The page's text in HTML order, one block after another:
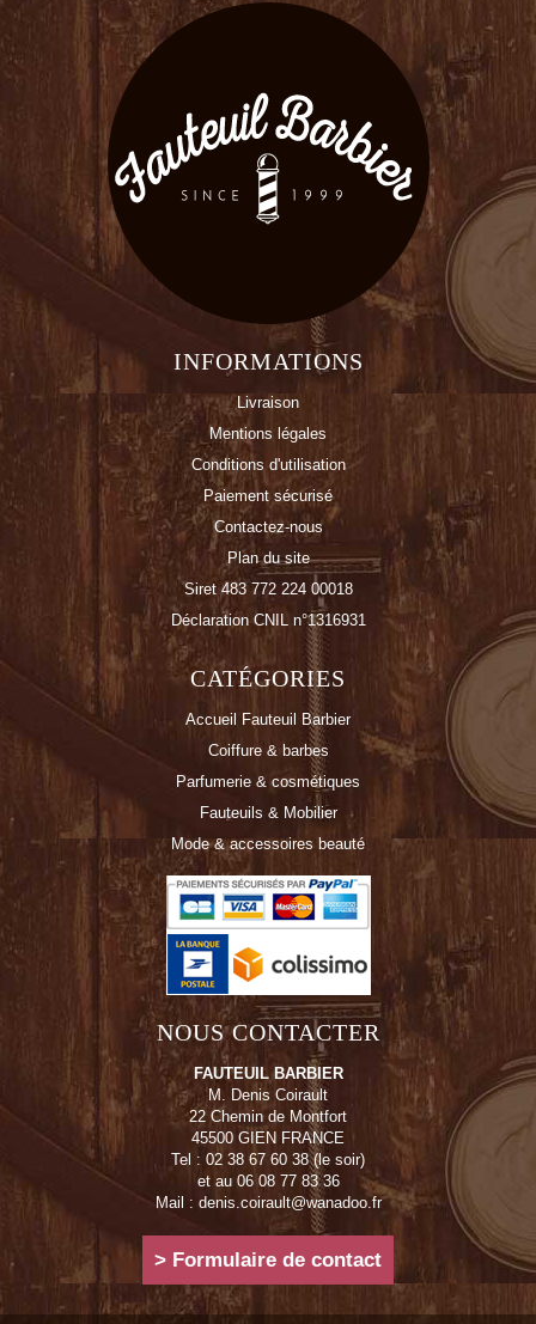
INFORMATIONS
Livraison
Mentions légales
Conditions d'utilisation
Paiement sécurisé
Contactez-nous
Plan du site
Siret 483 772 224 00018
Déclaration CNIL n°1316931
CATÉGORIES
Accueil Fauteuil Barbier
Coiffure & barbes
Parfumerie & cosmétiques
Fauteuils & Mobilier
Mode & accessoires beauté
NOUS CONTACTER
FAUTEUIL BARBIER
M. Denis Coirault
22 Chemin de Montfort
45500 GIEN FRANCE
Tel : 02 38 67 60 38 (le soir)
et au 06 08 77 83 36
Mail : denis.coirault@wanadoo.fr
> Formulaire de contact